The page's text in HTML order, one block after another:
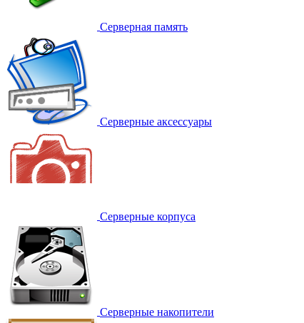
Серверная память
Серверные аксессуары
Серверные корпуса
Серверные накопители